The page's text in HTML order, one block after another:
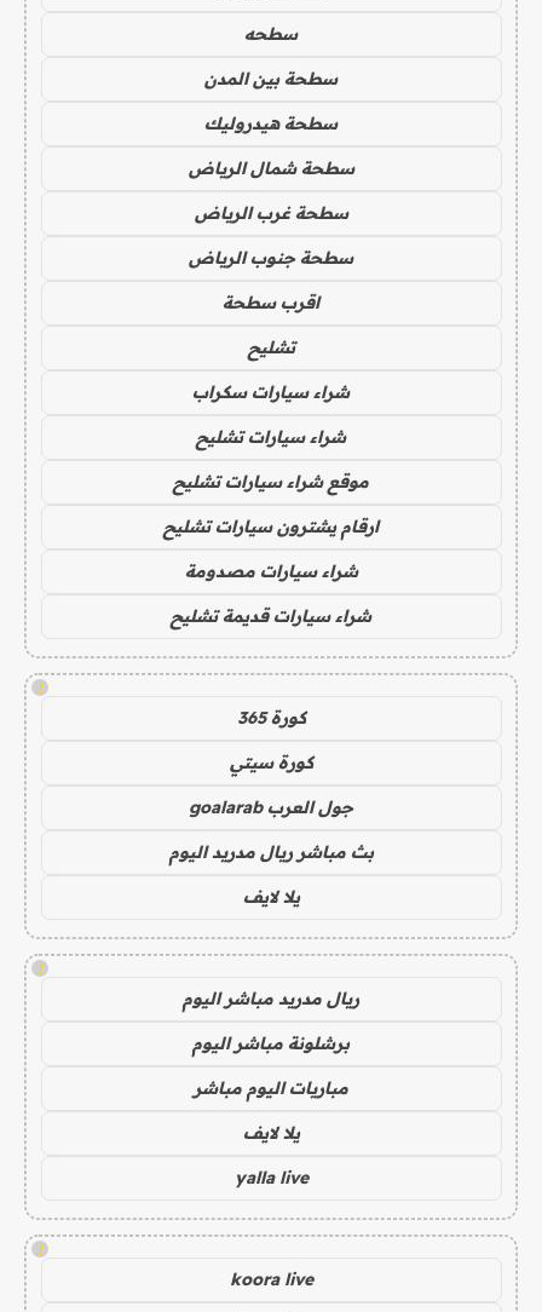
سطحه
سطحة بين المدن
سطحة هيدروليك
سطحة شمال الرياض
سطحة غرب الرياض
سطحة جنوب الرياض
اقرب سطحة
تشليح
شراء سيارات سكراب
شراء سيارات تشليح
موقع شراء سيارات تشليح
ارقام يشترون سيارات تشليح
شراء سيارات مصدومة
شراء سيارات قديمة تشليح
!
كورة 365
كورة سيتي
جول العرب goalarab
بث مباشر ريال مدريد اليوم
يلا لايف
!
ريال مدريد مباشر اليوم
برشلونة مباشر اليوم
مباريات اليوم مباشر
يلا لايف
yalla live
!
koora live